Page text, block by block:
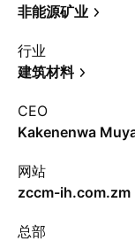
非能源矿业
行业
建筑材料
CEO
Kakenenwa
网站
zccm-ih.com.zm
总部